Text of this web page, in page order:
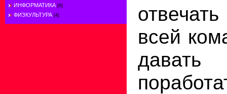
ИНФОРМАТИКА [6]
ФИЗКУЛЬТУРА [4]
всей
давать